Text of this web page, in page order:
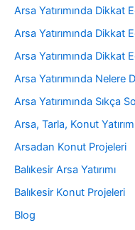
Arsa Yatırımında
Arsa Yatırımında
Arsa Yatırımında Dikkat
Arsa Yatırımında Nelere
Arsa Yatırımında Sıkça
Arsa, Tarla, Konut
Arsadan Konut Projeleri
Balıkesir Arsa Yatırımı
Balıkesir Konut Projeleri
Blog